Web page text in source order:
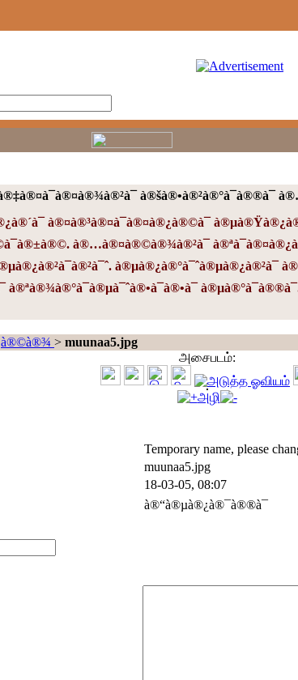
à®šà®•à®²à®°à¯à®®à¯
à®¤à®³à®¤à¯à®¤à®¿à®©à¯
à®…à®¤à®©à®¾à®²à¯
à®µà®¿à®°à¯ˆà®µà®¿à®²à¯
> muunaa5.jpg
அசைபடம்:
அழி
Temporary name, please
muunaa5.jpg
18-03-05, 08:07
à®“à®µà®¿à®¯à®®à¯